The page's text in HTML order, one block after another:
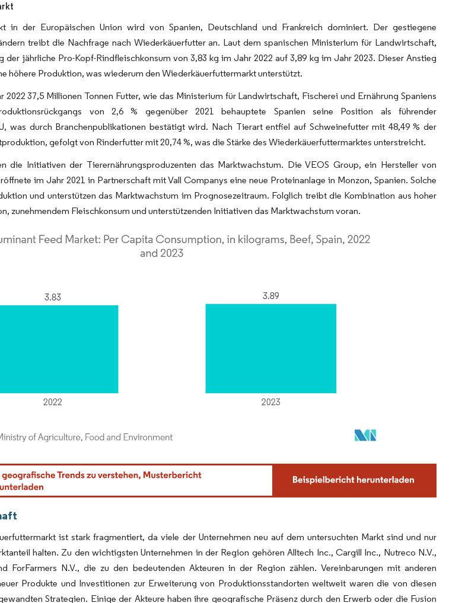
in der Europäischen Union wird von Spanien, Deutschland und Frankreich dominiert. Der gestiegene
treibt die Nachfrage nach Wiederkäuerfutter an. Laut dem spanischen Ministerium für Landwirtschaft,
der jährliche Pro-Kopf-Rindfleischkonsum von 3,83 kg im Jahr 2022 auf 3,89 kg im Jahr 2023. Dieser Anstieg
höhere Produktion, was wiederum den Wiederkäuerfuttermarkt unterstützt.
2022 37,5 Millionen Tonnen Futter, wie das Ministerium für Landwirtschaft, Fischerei und Ernährung Spaniens
von 2,6 % gegenüber 2021 behauptete Spanien seine Position als führender
was durch Branchenpublikationen bestätigt wird. Nach Tierart entfiel auf Schweinefutter mit 48,49 % der
gefolgt von Rinderfutter mit 20,74 %, was die Stärke des Wiederkäuerfuttermarktes unterstreicht.
die Initiativen der Tierernährungsproduzenten das Marktwachstum. Die VEOS Group, ein Hersteller von
im Jahr 2021 in Partnerschaft mit Vall Companys eine neue Proteinanlage in Monzon, Spanien. Solche
und unterstützen das Marktwachstum im Prognosezeitraum. Folglich treibt die Kombination aus hoher
zunehmendem Fleischkonsum und unterstützenden Initiativen das Marktwachstum voran.
erfordert Namensnennung gemäß CC BY 4.0.
ist stark fragmentiert, da viele der Unternehmen neu auf dem untersuchten Markt sind und nur
halten. Zu den wichtigsten Unternehmen in der Region gehören Alltech Inc., Cargill Inc., Nutreco N.V.,
ForFarmers N.V., die zu den bedeutenden Akteuren in der Region zählen. Vereinbarungen mit anderen
Produkte und Investitionen zur Erweiterung von Produktionsstandorten weltweit waren die von diesen
Strategien. Einige der Akteure haben ihre geografische Präsenz durch den Erwerb oder die Fusion